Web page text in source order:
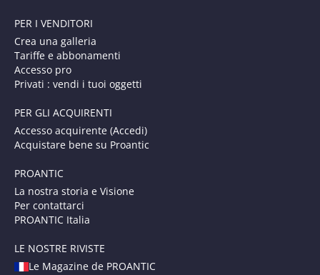
PER I VENDITORI
Crea una galleria
Tariffe e abbonamenti
Accesso pro
Privati : vendi i tuoi oggetti
PER GLI ACQUIRENTI
Accesso acquirente (Accedi)
Acquistare bene su Proantic
PROANTIC
La nostra storia e Visione
Per contattarci
PROANTIC Italia
LE NOSTRE RIVISTE
Le Magazine de PROANTIC